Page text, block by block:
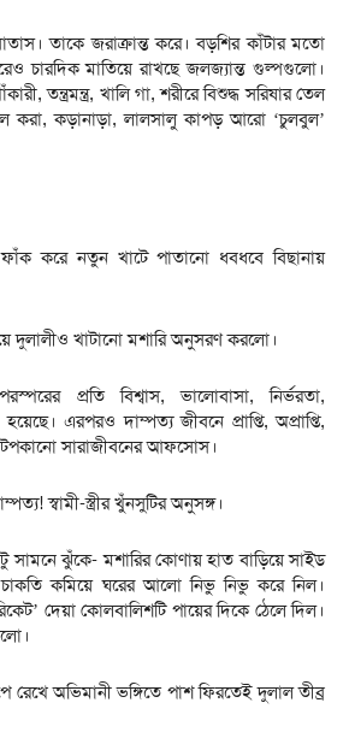
তাকে জরাক্রান্ত করে। বড়শির কাঁটার মতো
চারদিক মাতিয়ে রাখছে জলজ্যান্ত গুল্পগুলো।
তন্ত্রমন্ত্র, খালি গা, শরীরে বিশুদ্ধ সরিষার তেল
করা, কড়ানাড়া, লালসালু কাপড় আরো ‘চুলবুল’
করে নতুন খাটে পাতানো ধবধবে বিছানায়
দুলালীও খাটানো মশারি অনুসরণ করলো।
প্রতি বিশ্বাস, ভালোবাসা, নির্ভরতা,
এরপরও দাম্পত্য জীবনে প্রাপ্তি, অপ্রাপ্তি,
সারাজীবনের আফসোস।
স্বামী-স্ত্রীর খুঁনসুটির অনুসঙ্গ।
সামনে ঝুঁকে- মশারির কোণায় হাত বাড়িয়ে সাইড
চাকতি কমিয়ে ঘরের আলো নিভু নিভু করে নিল।
দেয়া কোলবালিশটি পায়ের দিকে ঠেলে দিল।
রেখে অভিমানী ভঙ্গিতে পাশ ফিরতেই দুলাল তীব্র